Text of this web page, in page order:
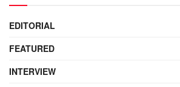
EDITORIAL
FEATURED
INTERVIEW